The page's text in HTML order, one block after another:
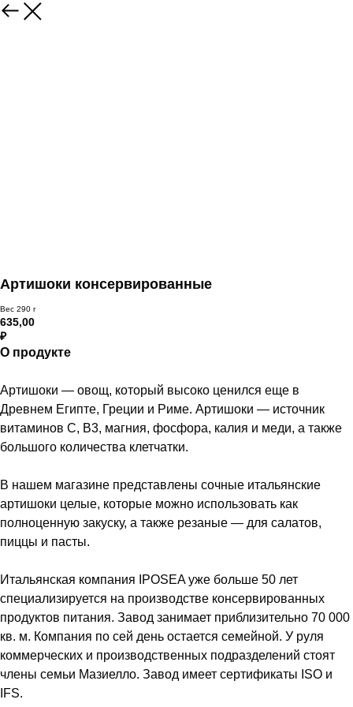
Артишоки консервированные
Вес 290 г
635,00
₽
О продукте
Артишоки — овощ, который высоко ценился еще в
Древнем Египте, Греции и Риме. Артишоки — источник
витаминов C, B3, магния, фосфора, калия и меди, а также
большого количества клетчатки.
В нашем магазине представлены сочные итальянские
артишоки целые, которые можно использовать как
полноценную закуску, а также резаные — для салатов,
пиццы и пасты.
Итальянская компания IPOSEA уже больше 50 лет
специализируется на производстве консервированных
продуктов питания. Завод занимает приблизительно 70 000
кв. м. Компания по сей день остается семейной. У руля
коммерческих и производственных подразделений стоят
члены семьи Мазиелло. Завод имеет сертификаты ISO и
IFS.